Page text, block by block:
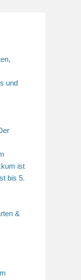
und
ist
bis 5.
&